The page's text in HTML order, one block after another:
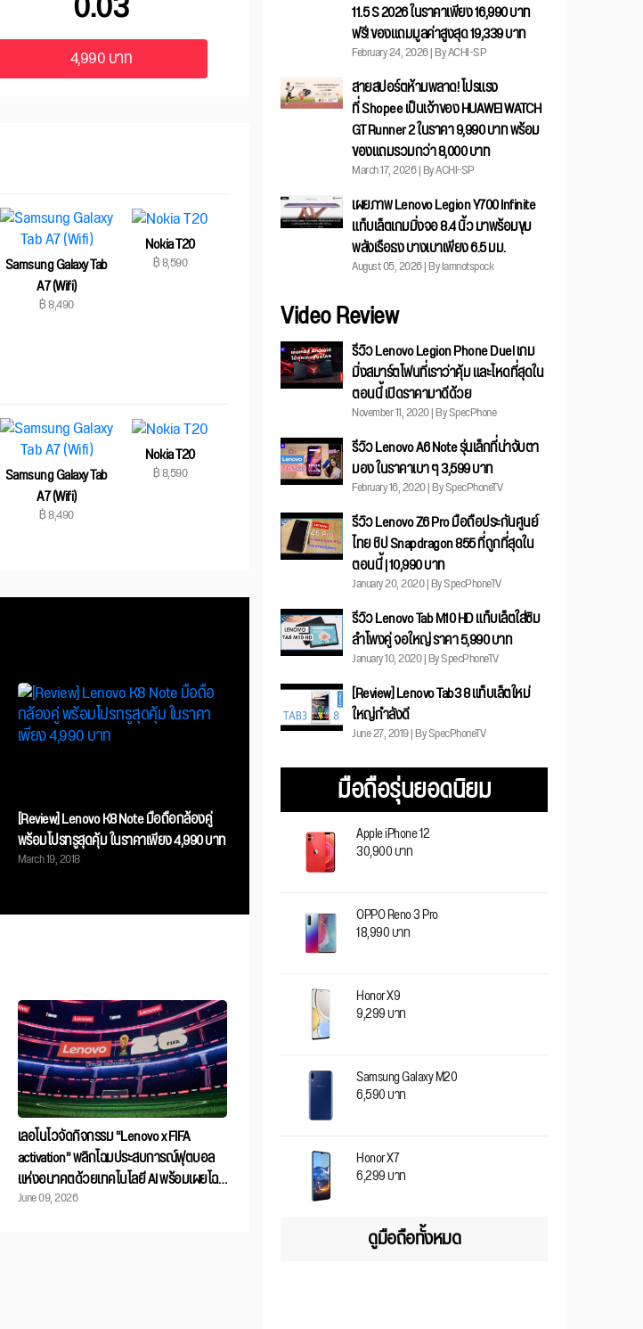
4,990 บาท
Samsung Galaxy Tab
A7 (Wifi)
฿ 8,490
Nokia T20
฿ 8,590
Samsung Galaxy Tab
A7 (Wifi)
฿ 8,490
Nokia T20
฿ 8,590
[Review] Lenovo K8 Note มือถือกล้องคู่
พร้อมโปรทรูสุดคุ้ม ในราคาเพียง 4,990 บาท
March 19, 2018
เลอโนโวจัดกิจกรรม “Lenovo x FIFA
activation” พลิกโฉมประสบการณ์ฟุตบอล
แห่งอนาคตด้วยเทคโนโลยี AI พร้อมเผยโฉม
ผลิตภัณฑ์ ลิมิเต็ด เอดิชัน ฉลองการแข่งขัน
June 09, 2026
11.5 S 2026 ในราคาเพียง 16,990 บาท
ฟรี! ของแถมมูลค่าสูงสุด 19,339 บาท
February 24, 2026 | By ACHI-SP
สายสปอร์ตห้ามพลาด! โปรแรง
ที่ Shopee เป็นเจ้าของ HUAWEI WATCH
GT Runner 2 ในราคา 9,990 บาท พร้อม
ของแถมรวมกว่า 8,000 บาท
March 17, 2026 | By ACHI-SP
เผยภาพ Lenovo Legion Y700 Infinite
แท็บเล็ตเกมมิ่งจอ 8.4 นิ้ว มาพร้อมขุม
พลังเรือธง บางเบาเพียง 6.5 มม.
August 05, 2026 | By Iamnotspock
Video Review
รีวิว Lenovo Legion Phone Duel เกม
มิ่งสมาร์ตโฟนที่เราว่าคุ้ม และโหดที่สุดใน
ตอนนี้ เปิดราคามาดีด้วย
November 11, 2020 | By SpecPhone
รีวิว Lenovo A6 Note รุ่นเล็กที่น่าจับตา
มอง ในราคาเบา ๆ 3,599 บาท
February 16, 2020 | By SpecPhoneTV
รีวิว Lenovo Z6 Pro มือถือประกันศูนย์
ไทย ชิป Snapdragon 855 ที่ถูกที่สุดใน
ตอนนี้ | 10,990 บาท
January 20, 2020 | By SpecPhoneTV
รีวิว Lenovo Tab M10 HD แท็บเล็ตใส่ซิม
ลำโพงคู่ จอใหญ่ ราคา 5,990 บาท
January 10, 2020 | By SpecPhoneTV
[Review] Lenovo Tab3 8 แท็บเล็ตใหม่
ใหญ่กำลังดี
June 27, 2019 | By SpecPhoneTV
มือถือรุ่นยอดนิยม
Apple iPhone 12
30,900 บาท
OPPO Reno 3 Pro
18,990 บาท
Honor X9
9,299 บาท
Samsung Galaxy M20
6,590 บาท
Honor X7
6,299 บาท
ดูมือถือทั้งหมด